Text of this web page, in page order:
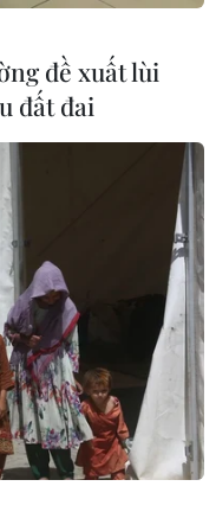
đề xuất lùi
đất đai